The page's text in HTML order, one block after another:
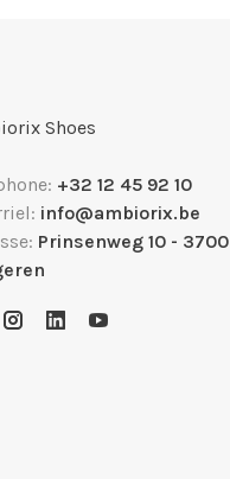
Shoes
+32 12 45 92 10
info@ambiorix.be
Prinsenweg 10 - 3700